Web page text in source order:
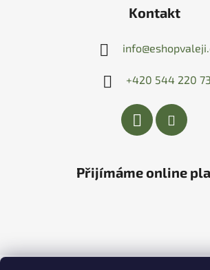
Kontakt
info@
+420 544 220
Přijímáme online